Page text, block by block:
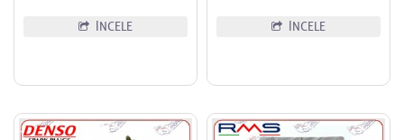
İNCELE İNCELE